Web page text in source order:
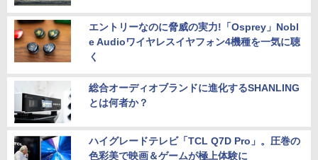
エントリーなのに脅威の実力!「Osprey」Nobl
e Audioワイヤレスイヤフォン4機種を一気に聴
く
総合オーディオブランドに進化するSHANLING
とは何者か？
ハイグレードテレビ「TCL Q7D Pro」。圧巻の
色彩美で映画＆ゲームが極上体験に